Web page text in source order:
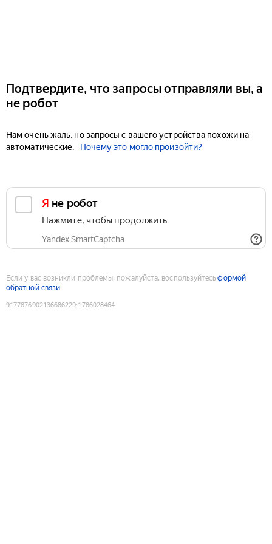
Подтвердите, что запросы отправляли вы, а
не робот
Нам очень жаль, но запросы с вашего устройства похожи на
автоматические.
Почему это могло произойти?
Я не робот
Нажмите, чтобы продолжить
Yandex SmartCaptcha
Если у вас возникли проблемы, пожалуйста, воспользуйтесьформой
обратной связи
9177876902136686229:1786028464